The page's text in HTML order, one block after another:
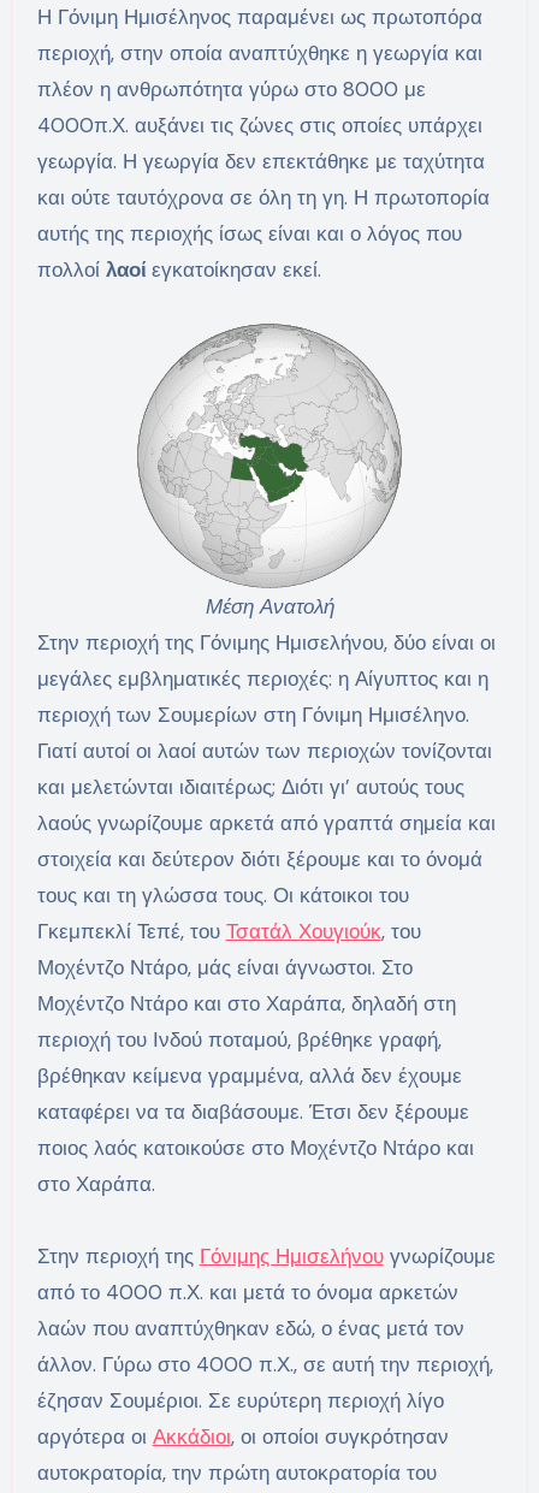
Η Γόνιμη Ημισέληνος παραμένει ως πρωτοπόρα
περιοχή, στην οποία αναπτύχθηκε η γεωργία και
πλέον η ανθρωπότητα γύρω στο 8000 με
4000π.Χ. αυξάνει τις ζώνες στις οποίες υπάρχει
γεωργία. Η γεωργία δεν επεκτάθηκε με ταχύτητα
και ούτε ταυτόχρονα σε όλη τη γη. Η πρωτοπορία
αυτής της περιοχής ίσως είναι και ο λόγος που
πολλοί λαοί εγκατοίκησαν εκεί.
Μέση Ανατολή
Στην περιοχή της Γόνιμης Ημισελήνου, δύο είναι οι
μεγάλες εμβληματικές περιοχές: η Αίγυπτος και η
περιοχή των Σουμερίων στη Γόνιμη Ημισέληνο.
Γιατί αυτοί οι λαοί αυτών των περιοχών τονίζονται
και μελετώνται ιδιαιτέρως; Διότι γι’ αυτούς τους
λαούς γνωρίζουμε αρκετά από γραπτά σημεία και
στοιχεία και δεύτερον διότι ξέρουμε και το όνομά
τους και τη γλώσσα τους. Οι κάτοικοι του
Γκεμπεκλί Τεπέ, του Τσατάλ Χουγιούκ, του
Μοχέντζο Ντάρο, μάς είναι άγνωστοι. Στο
Μοχέντζο Ντάρο και στο Χαράπα, δηλαδή στη
περιοχή του Ινδού ποταμού, βρέθηκε γραφή,
βρέθηκαν κείμενα γραμμένα, αλλά δεν έχουμε
καταφέρει να τα διαβάσουμε. Έτσι δεν ξέρουμε
ποιος λαός κατοικούσε στο Μοχέντζο Ντάρο και
στο Χαράπα.
Στην περιοχή της Γόνιμης Ημισελήνουγνωρίζουμε
από το 4000 π.Χ. και μετά το όνομα αρκετών
λαών που αναπτύχθηκαν εδώ, ο ένας μετά τον
άλλον. Γύρω στο 4000 π.Χ., σε αυτή την περιοχή,
έζησαν Σουμέριοι. Σε ευρύτερη περιοχή λίγο
αργότερα οι Ακκάδιοι, οι οποίοι συγκρότησαν
αυτοκρατορία, την πρώτη αυτοκρατορία του